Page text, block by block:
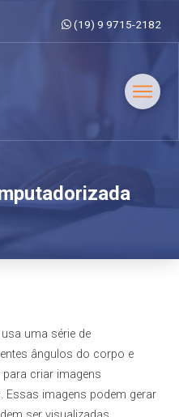
(19) 9 9715-2182
uma série de
ângulos do corpo e
criar imagens
Essas imagens podem gerar